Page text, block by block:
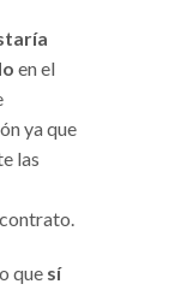
en el
ya que
las
que sí